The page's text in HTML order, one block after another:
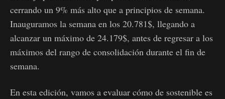
cerrando un 9% más alto que a principios de semana.
Inauguramos la semana en los 20.781$, llegando a
alcanzar un máximo de 24.179$, antes de regresar a los
máximos del rango de consolidación durante el fin de
semana.
En esta edición, vamos a evaluar cómo de sostenible es